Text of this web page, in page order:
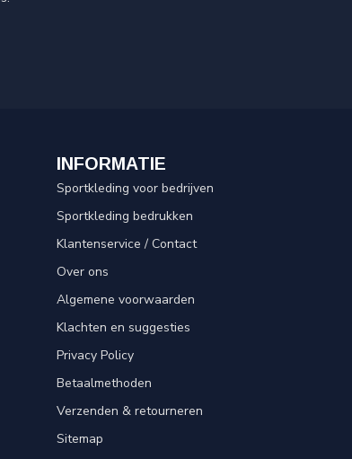
INFORMATIE
Sportkleding voor bedrijven
Sportkleding bedrukken
Klantenservice / Contact
Over ons
Algemene voorwaarden
Klachten en suggesties
Privacy Policy
Betaalmethoden
Verzenden & retourneren
Sitemap